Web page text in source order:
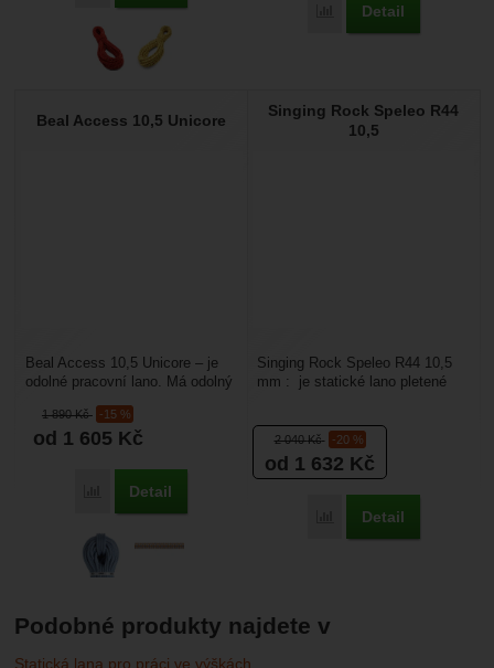
Porovnat
Detail
Beal Access 10,5 Unicore
1 890Kč -15 %
od 1 605 Kč
Porovnat
Detail
Beal Access 10,5 Unicore – je
odolné pracovní lano. Má odolný
odolnost...
Singing Rock Speleo R44
10,5
2 040Kč -20 %
od 1 632 Kč
Porovnat
Detail
Singing Rock Speleo R44 10,5
mm : je statické lano pletené
Podobné produkty najdete v
Statická lana pro práci ve výškách